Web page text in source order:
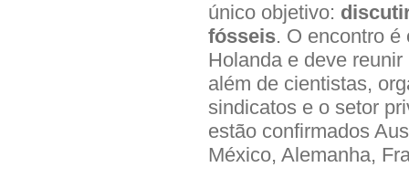
único objetivo:
fósseis. O encontro
Holanda e deve
além de cientistas,
sindicatos e o setor
estão confirmados
México, Alemanha,